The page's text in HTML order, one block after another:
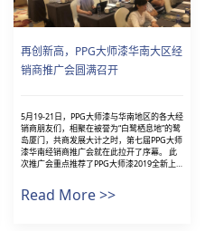
再创新高，PPG大师漆华南大区经
销商推广会圆满召开
5月19-21日，PPG大师漆与华南地区的各大经
销商朋友们，相聚在被誉为“白鹭栖息地”的鹭
岛厦门，共商发展大计之时，第七届PPG大师
漆华南经销商推广会就在此拉开了序幕。 此
次推广会重点推荐了PPG大师漆2019全新上
产品线，并配合全方位的市场推广方案，得到
了广大经销商朋...
Read More >>